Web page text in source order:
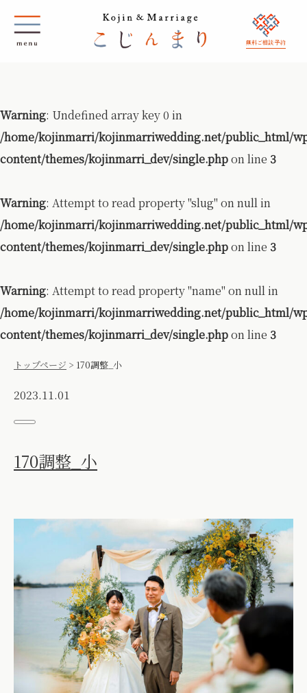
無料ご相談 予約
Warning: Undefined array key 0 in
/home/kojinmarri/kojinmarriwedding.net/public_html/
content/themes/kojinmarri_dev/single.phpon line 3
Warning: Attempt to read property "slug" on null in
/home/kojinmarri/kojinmarriwedding.net/public_html/
content/themes/kojinmarri_dev/single.phpon line 3
Warning: Attempt to read property "name" on null in
/home/kojinmarri/kojinmarriwedding.net/public_html/
content/themes/kojinmarri_dev/single.phpon line 3
トップページ > 170調整_小
2023.11.01
170調整_小